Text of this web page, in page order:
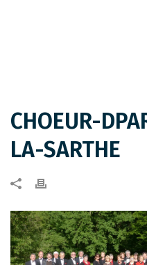
CHOEUR-
LA-SARTHE